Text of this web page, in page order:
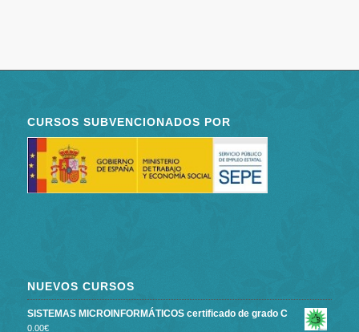
CURSOS SUBVENCIONADOS POR
NUEVOS CURSOS
SISTEMAS MICROINFORMÁTICOS certificado de grado C
0.00€